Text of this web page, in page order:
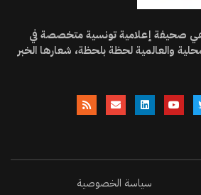
صحيفة إعلامية تونسية متخصصة في
والعالمية لحظة بلحظة، شعارها الخبر
سياسة الخصوصية